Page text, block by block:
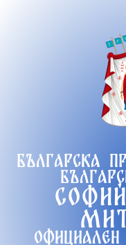
Българска